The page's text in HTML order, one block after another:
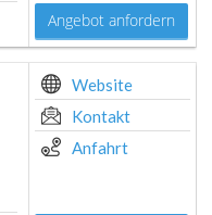
Angebot anfordern
Website
Kontakt
Anfahrt